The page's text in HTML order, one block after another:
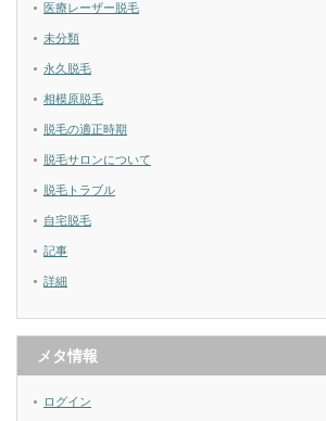
医療レーザー脱毛
未分類
永久脱毛
相模原脱毛
脱毛の適正時期
脱毛サロンについて
脱毛トラブル
自宅脱毛
記事
詳細
メタ情報
ログイン